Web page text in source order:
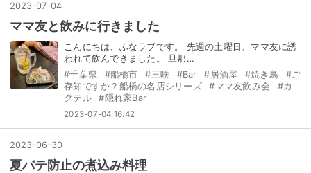
2023-07-04
ママ友と飲みに行きました
こんにちは、ふなラブです。 先週の土曜日、ママ友に誘
われて飲んできました。 旦那…
#千葉県 #船橋市 #三咲 #Bar #居酒屋 #焼き鳥 #ご
存知ですか？船橋の名店シリーズ
#ママ友飲み会 #カ
クテル
#隠れ家Bar
2023-07-04 16:42
2023-06-30
夏バテ防止の煮込み料理